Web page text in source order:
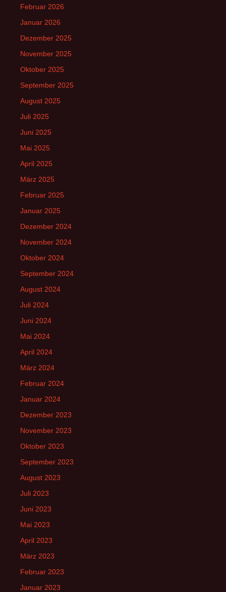
Februar 2026
Januar 2026
Dezember 2025
November 2025
Oktober 2025
September 2025
August 2025
Juli 2025
Juni 2025
Mai 2025
April 2025
März 2025
Februar 2025
Januar 2025
Dezember 2024
November 2024
Oktober 2024
September 2024
August 2024
Juli 2024
Juni 2024
Mai 2024
April 2024
März 2024
Februar 2024
Januar 2024
Dezember 2023
November 2023
Oktober 2023
September 2023
August 2023
Juli 2023
Juni 2023
Mai 2023
April 2023
März 2023
Februar 2023
Januar 2023